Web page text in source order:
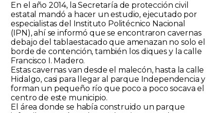
En el año 2014, la Secretaría de protección civil
estatal mandó a hacer un estudio, ejecutado por
especialistas del Instituto Politécnico Nacional
(IPN), ahí se informó que se encontraron cavernas
debajo del tablaestacado que amenazan no solo el
borde de contención, también los diques y la calle
Francisco I. Madero.
Estas cavernas van desde el malecón, hasta la calle
Hidalgo, casi para llegar al parque Independencia y
forman un pequeño río que poco a poco socava el
centro de este municipio.
El área donde se había construido un parque